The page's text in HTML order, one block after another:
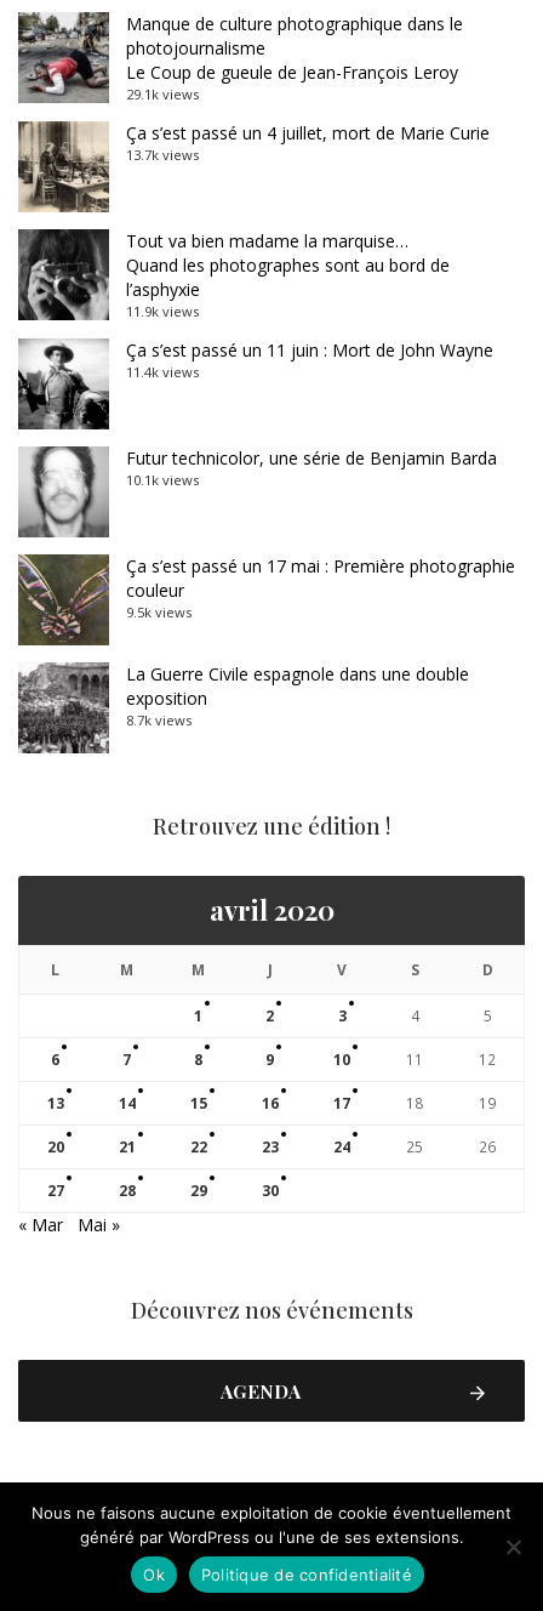
Manque de culture photographique dans le
photojournalisme
Le Coup de gueule de Jean-François Leroy
29.1k views
Ça s’est passé un 4 juillet, mort de Marie Curie
13.7k views
Tout va bien madame la marquise…
Quand les photographes sont au bord de
l’asphyxie
11.9k views
Ça s’est passé un 11 juin : Mort de John Wayne
11.4k views
Futur technicolor, une série de Benjamin Barda
10.1k views
Ça s’est passé un 17 mai : Première photographie
couleur
9.5k views
La Guerre Civile espagnole dans une double
exposition
8.7k views
Retrouvez une édition !
avril 2020
L M M J V S D
1 2 3 4 5
6 7 8 9 10 11 12
13 14 15 16 17 18 19
20 21 22 23 24 25 26
27 28 29 30
« Mar Mai »
Découvrez nos événements
AGENDA
FACEBOOK
Nous ne faisons aucune exploitation de cookie éventuellement
généré par WordPress ou l'une de ses extensions.
Ok
Politique de confidentialité